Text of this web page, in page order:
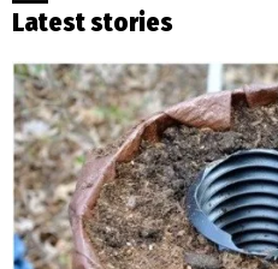
Latest stories